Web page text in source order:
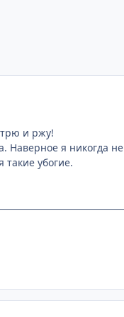
и ржу!
Наверное я никогда не
такие убогие.